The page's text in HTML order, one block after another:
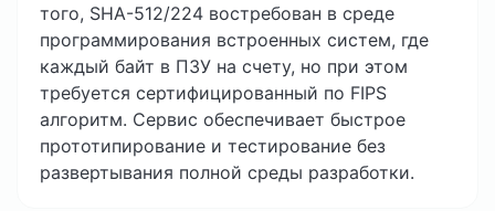
того, SHA-512/224 востребован в среде
программирования встроенных систем, где
каждый байт в ПЗУ на счету, но при этом
требуется сертифицированный по FIPS
алгоритм. Сервис обеспечивает быстрое
прототипирование и тестирование без
развертывания полной среды разработки.